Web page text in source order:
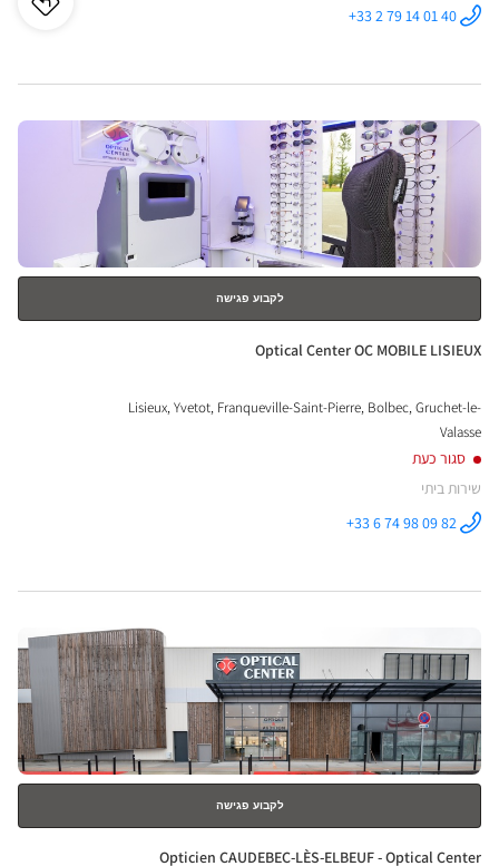
התקשר לחנות
Optical
+33 2 79 14 01 40 לו"ז
לחץ
ENTER
למידע
לקבוע פגישה
חנות:
Optical Center OC MOBILE LISIEUX
Lisieux, Yvetot, Franqueville-Saint-Pierre, Bolbec, Gruchet-le-
Valasse
סגור כעת
שירות ביתי
התקשר לחנות
LISIEUX ב
+33 6 74 98 09 82
ENTER
למידע
נוסף
לקבוע פגישה
חנות:
Opticien CAUDEBEC-LÈS-ELBEUF - Optical Center